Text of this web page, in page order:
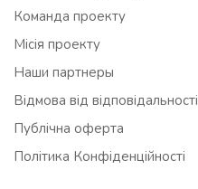
Команда проекту
Місія проекту
Наши партнеры
Відмова від відповідальності
Публічна оферта
Політика Конфіденційності